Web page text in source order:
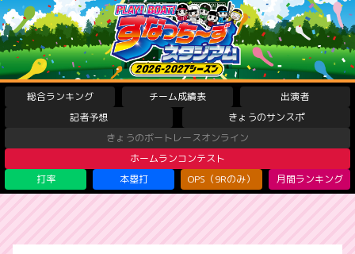
総合ランキング チーム成績表
出演者
記者予想
きょうのサンスポ
きょうのボートレースオンライン
ホームランコンテスト
打率
本塁打 OPS（9Rのみ） 月間ランキング